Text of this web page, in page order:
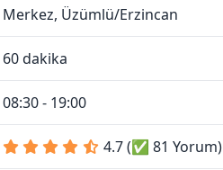
Merkez, Üzümlü/Erzincan
60 dakika
08:30 - 19:00
4.7 (✅ 81 Yorum)